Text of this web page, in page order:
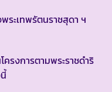
ระเทพรัตนราชสุดา ฯ
รงการตามพระราชดำริ